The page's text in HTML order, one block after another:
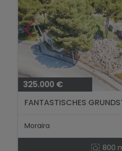
325.000 €
FANTASTISCHES
Moraira
800